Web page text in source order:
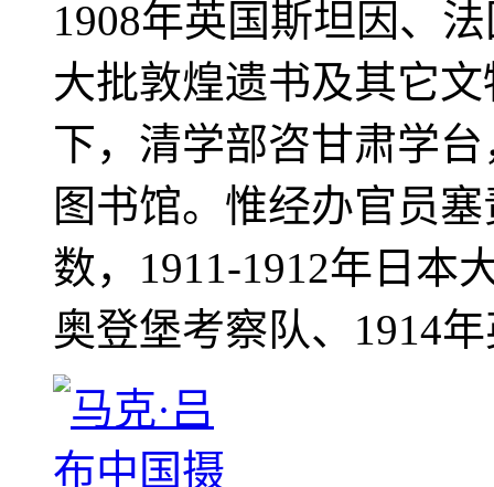
1908年英国斯坦因、
大批敦煌遗书及其它
下，清学部咨甘肃学
图书馆。惟经办官员
数，1911-1912年日本
奥登堡考察队、1914